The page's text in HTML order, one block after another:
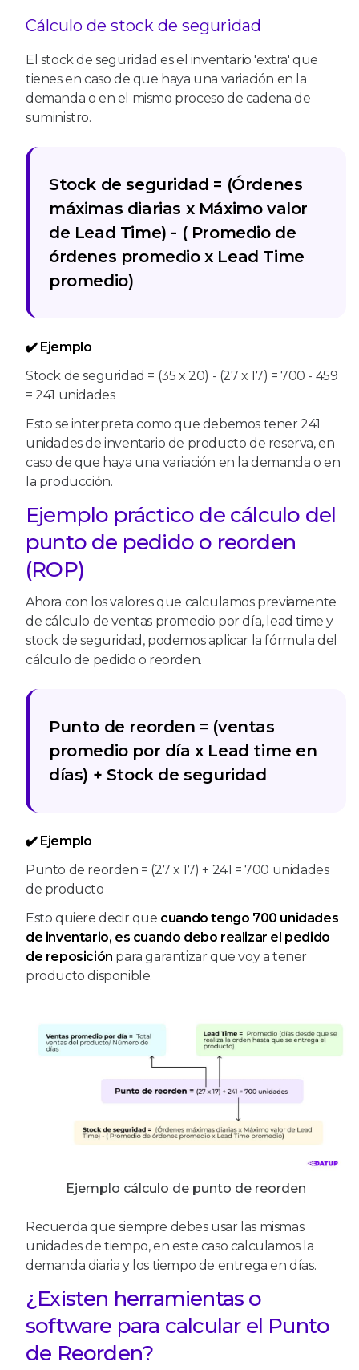
Cálculo de stock de seguridad
El stock de seguridad es el inventario 'extra' que
tienes en caso de que haya una variación en la
demanda o en el mismo proceso de cadena de
suministro.
Stock de seguridad = (Órdenes
máximas diarias x Máximo valor
de Lead Time) - ( Promedio de
órdenes promedio x Lead Time
promedio)
✔️ Ejemplo
Stock de seguridad = (35 x 20) - (27 x 17) = 700 - 459
= 241 unidades
Esto se interpreta como que debemos tener 241
unidades de inventario de producto de reserva, en
caso de que haya una variación en la demanda o en
la producción.
Ejemplo práctico de cálculo del
punto de pedido o reorden
(ROP)
Ahora con los valores que calculamos previamente
de cálculo de ventas promedio por día, lead time y
stock de seguridad, podemos aplicar la fórmula del
cálculo de pedido o reorden.
Punto de reorden = (ventas
promedio por día x Lead time en
días) + Stock de seguridad
✔️ Ejemplo
Punto de reorden = (27 x 17) + 241 = 700 unidades
de producto
Esto quiere decir que cuando tengo 700 unidades
de inventario, es cuando debo realizar el pedido
de reposición para garantizar que voy a tener
producto disponible.
Ejemplo cálculo de punto de reorden
Recuerda que siempre debes usar las mismas
unidades de tiempo, en este caso calculamos la
demanda diaria y los tiempo de entrega en días.
¿Existen herramientas o
software para calcular el Punto
de Reorden?